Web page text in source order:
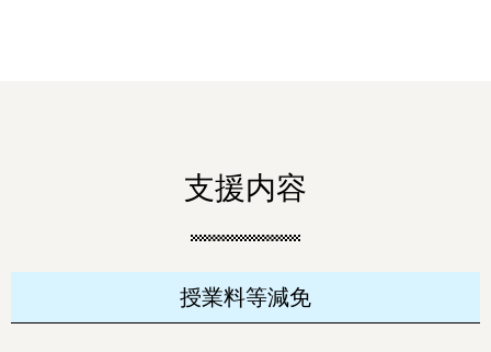
支援内容
授業料等減免